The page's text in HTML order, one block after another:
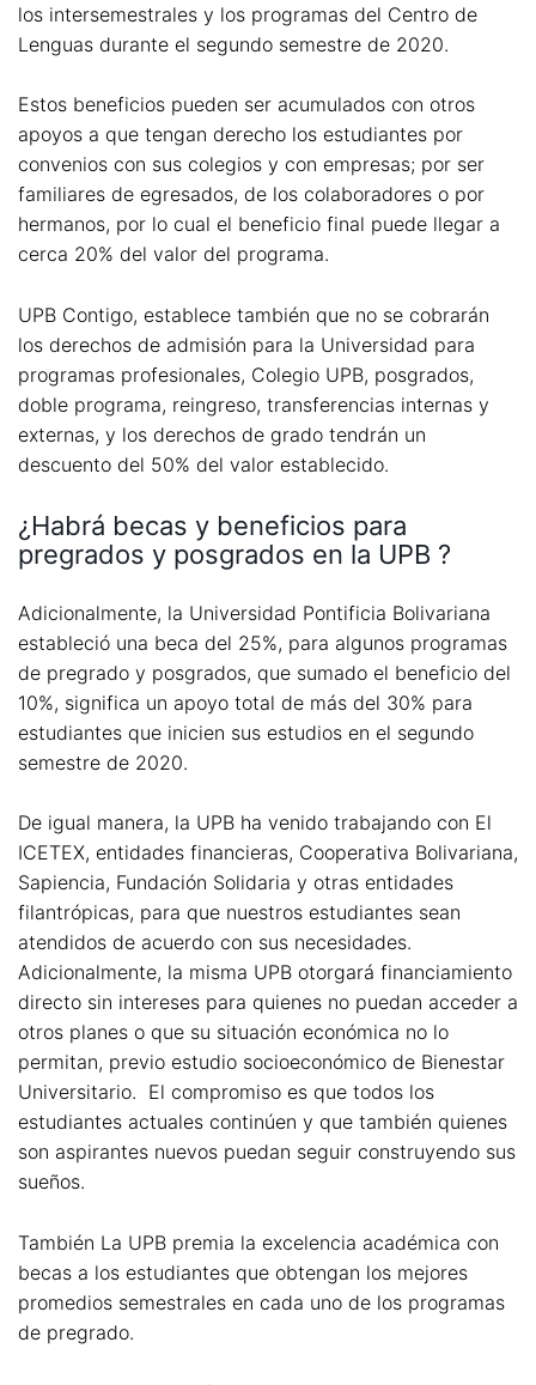
los intersemestrales y los programas del Centro de
Lenguas durante el segundo semestre de 2020.
Estos beneficios pueden ser acumulados con otros
apoyos a que tengan derecho los estudiantes por
convenios con sus colegios y con empresas; por ser
familiares de egresados, de los colaboradores o por
hermanos, por lo cual el beneficio final puede llegar a
cerca 20% del valor del programa.
UPB Contigo, establece también que no se cobrarán
los derechos de admisión para la Universidad para
programas profesionales, Colegio UPB, posgrados,
doble programa, reingreso, transferencias internas y
externas, y los derechos de grado tendrán un
descuento del 50% del valor establecido.
¿Habrá becas y beneficios para
pregrados y posgrados en la UPB ?
Adicionalmente, la Universidad Pontificia Bolivariana
estableció una beca del 25%, para algunos programas
de pregrado y posgrados, que sumado el beneficio del
10%, significa un apoyo total de más del 30% para
estudiantes que inicien sus estudios en el segundo
semestre de 2020.
De igual manera, la UPB ha venido trabajando con El
ICETEX, entidades financieras, Cooperativa Bolivariana,
Sapiencia, Fundación Solidaria y otras entidades
filantrópicas, para que nuestros estudiantes sean
atendidos de acuerdo con sus necesidades.
Adicionalmente, la misma UPB otorgará financiamiento
directo sin intereses para quienes no puedan acceder a
otros planes o que su situación económica no lo
permitan, previo estudio socioeconómico de Bienestar
Universitario. El compromiso es que todos los
estudiantes actuales continúen y que también quienes
son aspirantes nuevos puedan seguir construyendo sus
sueños.
También La UPB premia la excelencia académica con
becas a los estudiantes que obtengan los mejores
promedios semestrales en cada uno de los programas
de pregrado.